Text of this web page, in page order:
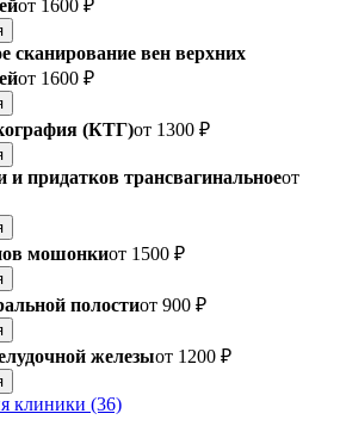
от 1600 ₽
сканирование вен верхних
от 1600 ₽
(КТГ)от 1300 ₽
придатков трансвагинальноеот
мошонкиот 1500 ₽
полостиот 900 ₽
железыот 1200 ₽
клиники (36)